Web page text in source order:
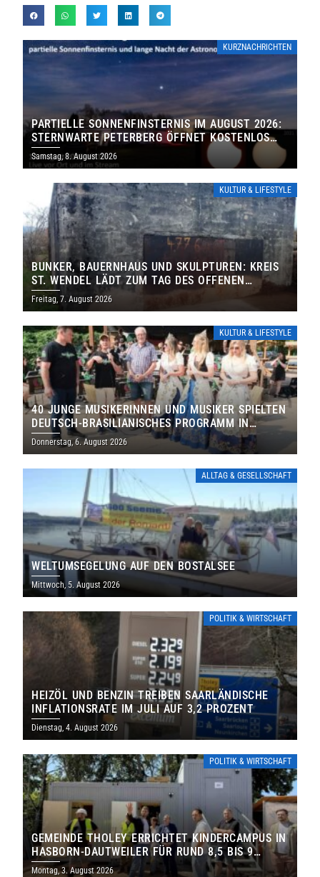
KURZNACHRICHTEN
PARTIELLE SONNENFINSTERNIS IM AUGUST 2026:
STERNWARTE PETERBERG ÖFFNET KOSTENLOS
IHRE TORE
Samstag, 8. August 2026
KULTUR & LIFESTYLE
BUNKER, BAUERNHAUS UND SKULPTUREN: KREIS
ST. WENDEL LÄDT ZUM TAG DES OFFENEN
DENKMALS EIN
Freitag, 7. August 2026
KULTUR & LIFESTYLE
40 JUNGE MUSIKERINNEN UND MUSIKER SPIELTEN
DEUTSCH-BRASILIANISCHES PROGRAMM IN
THOLEY
Donnerstag, 6. August 2026
ALLTAG & GESELLSCHAFT
WELTUMSEGELUNG AUF DEN BOSTALSEE
Mittwoch, 5. August 2026
POLITIK & WIRTSCHAFT
HEIZÖL UND BENZIN TREIBEN SAARLÄNDISCHE
INFLATIONSRATE IM JULI AUF 3,2 PROZENT
Dienstag, 4. August 2026
POLITIK & WIRTSCHAFT
GEMEINDE THOLEY ERRICHTET KINDERCAMPUS IN
HASBORN-DAUTWEILER FÜR RUND 8,5 BIS 9
MILLIONEN EURO
Montag, 3. August 2026